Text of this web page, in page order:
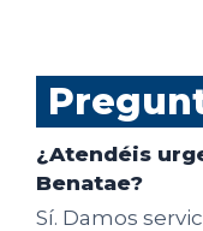
¿Atendéis
Benatae?
Sí. Damos